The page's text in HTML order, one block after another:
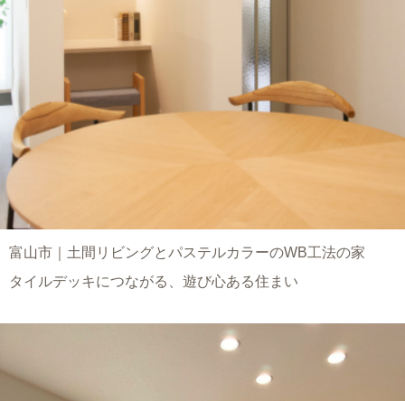
富山市｜土間リビングとパステルカラーのWB工法の家
タイルデッキにつながる、遊び心ある住まい